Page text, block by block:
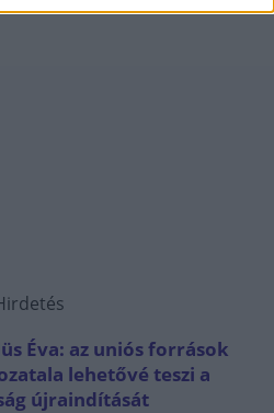
Éva: az uniós források
lehetővé teszi a
újraindítását